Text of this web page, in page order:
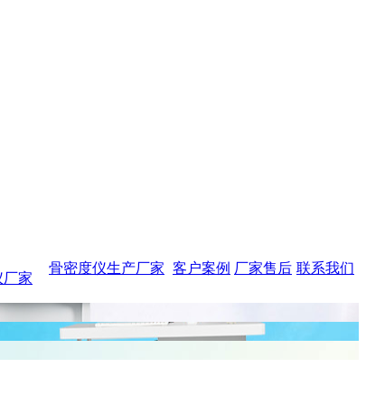
厂家
骨密度仪生产厂家 客户案例 厂家售后 联系我们